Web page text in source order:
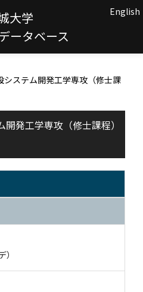
大学
ータベース
English
システム開発工学専攻（修士課
発工学専攻（修士課程）